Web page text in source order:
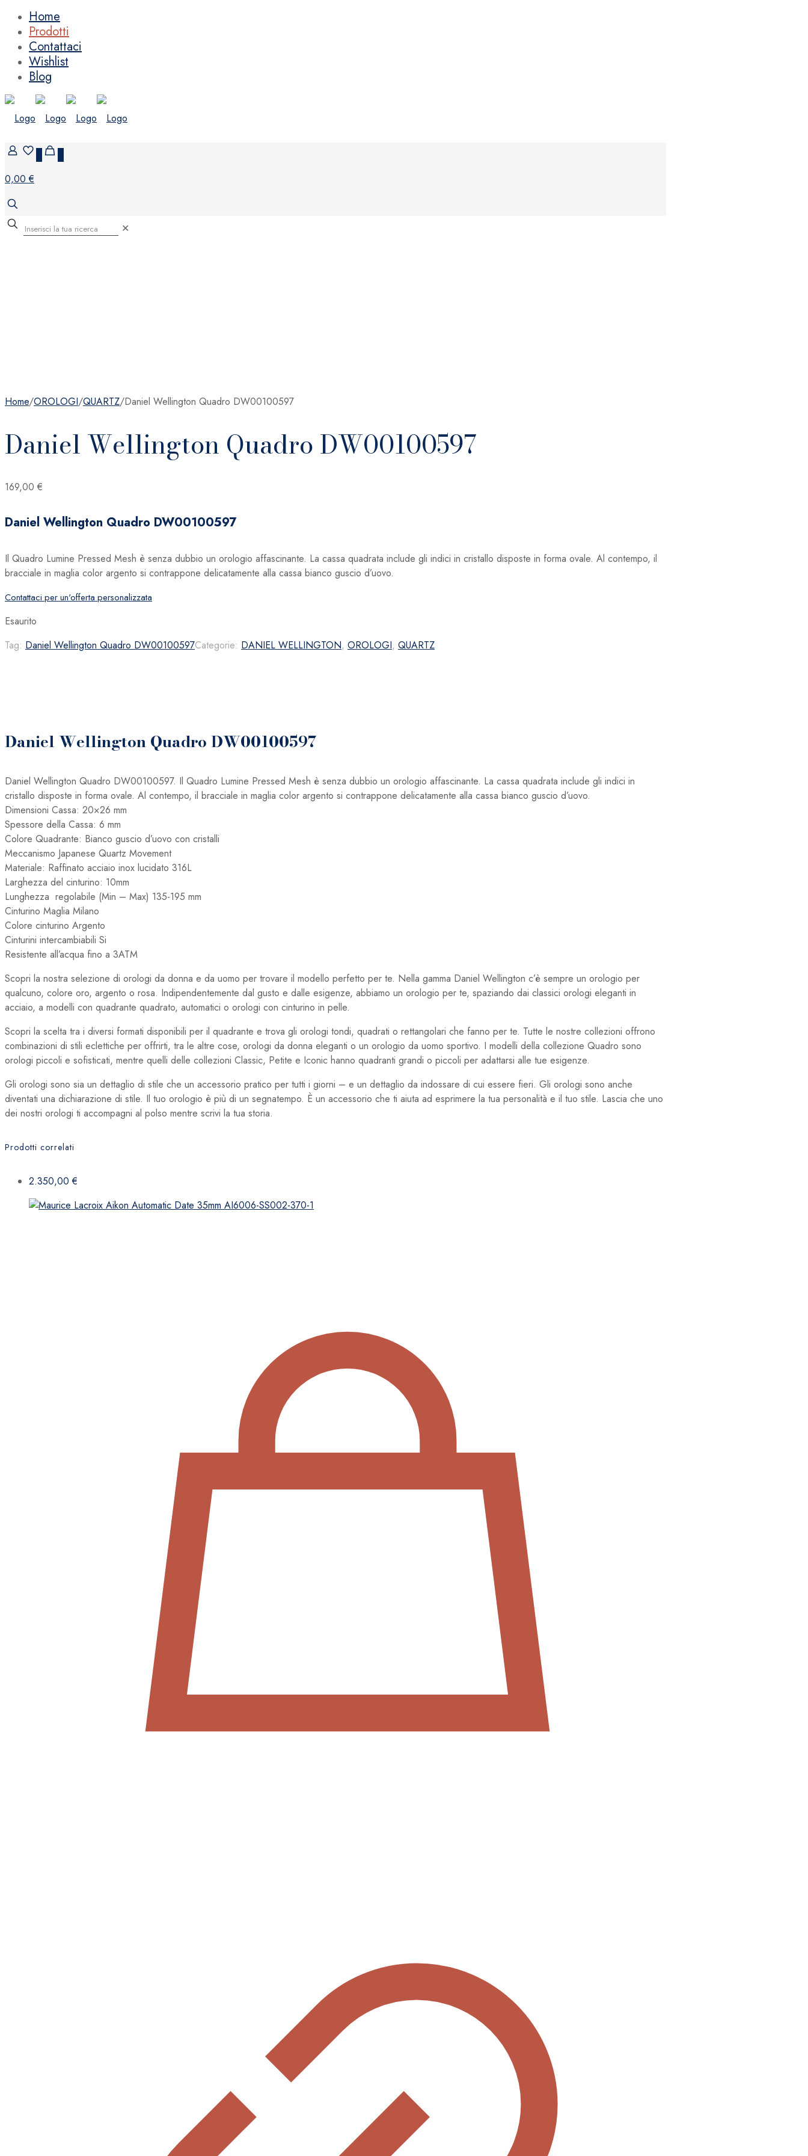
Home
Prodotti
Contattaci
Wishlist
Blog
0,00 €
✕
Home/OROLOGI/QUARTZ/Daniel Wellington Quadro DW00100597
Daniel Wellington Quadro DW00100597
169,00 €
Daniel Wellington Quadro DW00100597
Il Quadro Lumine Pressed Mesh è senza dubbio un orologio affascinante. La cassa quadrata include gli indici in cristallo disposte in forma ovale. Al contempo, il
bracciale in maglia color argento si contrappone delicatamente alla cassa bianco guscio d’uovo.
Contattaci per un'offerta personalizzata
Esaurito
Tag: Daniel Wellington Quadro DW00100597Categorie: DANIEL WELLINGTON, OROLOGI, QUARTZ
Daniel Wellington Quadro DW00100597
Daniel Wellington Quadro DW00100597. Il Quadro Lumine Pressed Mesh è senza dubbio un orologio affascinante. La cassa quadrata include gli indici in
cristallo disposte in forma ovale. Al contempo, il bracciale in maglia color argento si contrappone delicatamente alla cassa bianco guscio d’uovo.
Dimensioni Cassa: 20×26 mm
Spessore della Cassa: 6 mm
Colore Quadrante: Bianco guscio d’uovo con cristalli
Meccanismo Japanese Quartz Movement
Materiale: Raffinato acciaio inox lucidato 316L
Larghezza del cinturino: 10mm
Lunghezza regolabile (Min – Max) 135-195 mm
Cinturino Maglia Milano
Colore cinturino Argento
Cinturini intercambiabili Si
Resistente all’acqua fino a 3ATM
Scopri la nostra selezione di orologi da donna e da uomo per trovare il modello perfetto per te. Nella gamma Daniel Wellington c’è sempre un orologio per
qualcuno, colore oro, argento o rosa. Indipendentemente dal gusto e dalle esigenze, abbiamo un orologio per te, spaziando dai classici orologi eleganti in
acciaio, a modelli con quadrante quadrato, automatici o orologi con cinturino in pelle.
Scopri la scelta tra i diversi formati disponibili per il quadrante e trova gli orologi tondi, quadrati o rettangolari che fanno per te. Tutte le nostre collezioni offrono
combinazioni di stili eclettiche per offrirti, tra le altre cose, orologi da donna eleganti o un orologio da uomo sportivo. I modelli della collezione Quadro sono
orologi piccoli e sofisticati, mentre quelli delle collezioni Classic, Petite e Iconic hanno quadranti grandi o piccoli per adattarsi alle tue esigenze.
Gli orologi sono sia un dettaglio di stile che un accessorio pratico per tutti i giorni – e un dettaglio da indossare di cui essere fieri. Gli orologi sono anche
diventati una dichiarazione di stile. Il tuo orologio è più di un segnatempo. È un accessorio che ti aiuta ad esprimere la tua personalità e il tuo stile. Lascia che uno
dei nostri orologi ti accompagni al polso mentre scrivi la tua storia.
Prodotti correlati
2.350,00€